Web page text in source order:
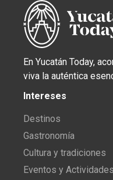
En Yucatán Today,
viva la auténtica
Intereses
Destinos
Gastronomía
Cultura y tradiciones
Eventos y Actividades